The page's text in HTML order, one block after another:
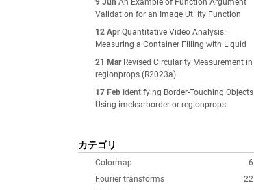
9 Jun An Example of Function Argument
Validation for an Image Utility Function
12 Apr Quantitative Video Analysis:
Measuring a Container Filling with Liquid
21 Mar Revised Circularity Measurement in
regionprops (R2023a)
17 Feb Identifying Border-Touching Objects
Using imclearborder or regionprops
カテゴリ
6
Colormap
22
Fourier transforms